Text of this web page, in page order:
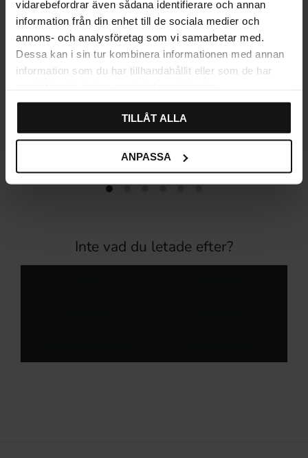
vidarebefordrar även sådana identifierare och annan
information från din enhet till de sociala medier och
annons- och analysföretag som vi samarbetar med.
Dessa kan i sin tur kombinera informationen med annan
information som du har tillhandahållit eller som de har
TILLÅT ALLA
ANPASSA
Etikettskylt Skålhandtag
89KR
Knopp Svart Antik
79KR
I lager
Inte vad du letade efter?